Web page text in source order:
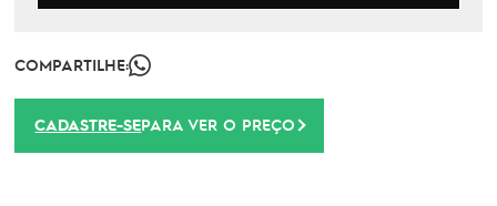
COMPARTILHE:
CADASTRE-SEPARA VER O PREÇO